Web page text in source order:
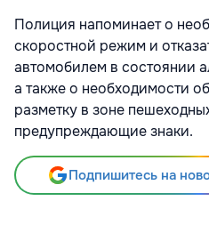
Полиция напоминает о
скоростной режим и
автомобилем в состоянии
а также о необходимости
разметку в зоне
предупреждающие знаки.
Подпишитесь на